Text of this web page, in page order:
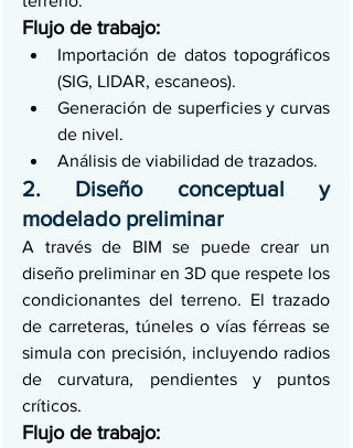
Flujo de trabajo:
Importación de datos topográficos
(SIG, LIDAR, escaneos).
Generación de superficies y curvas
de nivel.
Análisis de viabilidad de trazados.
2. Diseño conceptual y
modelado preliminar
A través de BIM se puede crear un
diseño preliminar en 3D que respete los
condicionantes del terreno. El trazado
de carreteras, túneles o vías férreas se
simula con precisión, incluyendo radios
de curvatura, pendientes y puntos
críticos.
Flujo de trabajo: